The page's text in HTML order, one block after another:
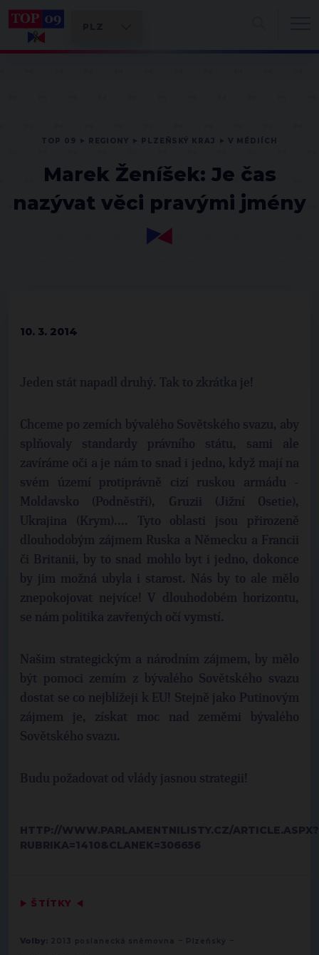
Marek Ženíšek: Je čas
nazývat věci pravými jmény
10. 3. 2014
Jeden stát napadl druhý. Tak to zkrátka je!
Chceme po zemích bývalého Sovětského svazu, aby
splňovaly standardy právního státu, sami ale
zavíráme oči a je nám to snad i jedno, když mají na
svém území protiprávně cizí ruskou armádu -
Moldavsko (Podněstří), Gruzii (Jižní Osetie),
Ukrajina (Krym).... Tyto oblasti jsou přirozeně
dlouhodobým zájmem Ruska a Německu a Francii
či Britanii, by to snad mohlo byt i jedno, dokonce
by jim možná ubyla i starost. Nás by to ale mělo
znepokojovat nejvíce! V dlouhodobém horizontu,
se nám politika zavřených očí vymstí.
Našim strategickým a národním zájmem, by mělo
být pomoci zemím z bývalého Sovětského svazu
dostat se co nejblížeji k EU! Stejně jako Putinovým
zájmem je, získat moc nad zeměmi bývalého
Sovětského svazu.
Budu požadovat od vlády jasnou strategii!
HTTP://WWW.PARLAMENTNILISTY.CZ/ARTICLE.ASPX?
RUBRIKA=1410&CLANEK=306656
▶ ŠTÍTKY ◀
Volby: 2013 poslanecká sněmovna - Plzeňský -